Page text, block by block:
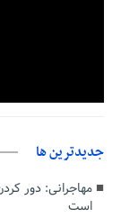
جديدترين ها
مهاجرانی: دور
است